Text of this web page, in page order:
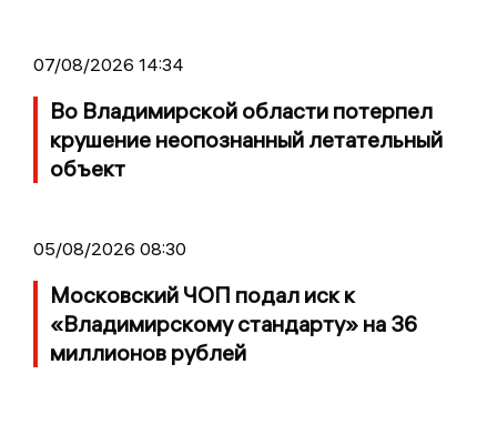
07/08/2026 14:34
Во Владимирской области потерпел
крушение неопознанный летательный
объект
05/08/2026 08:30
Московский ЧОП подал иск к
«Владимирскому стандарту» на 36
миллионов рублей